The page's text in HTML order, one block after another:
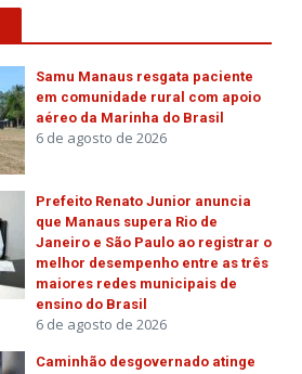
Samu Manaus resgata paciente
em comunidade rural com apoio
aéreo da Marinha do Brasil
6 de agosto de 2026
Prefeito Renato Junior anuncia
que Manaus supera Rio de
Janeiro e São Paulo ao registrar o
melhor desempenho entre as três
maiores redes municipais de
ensino do Brasil
6 de agosto de 2026
Caminhão desgovernado atinge